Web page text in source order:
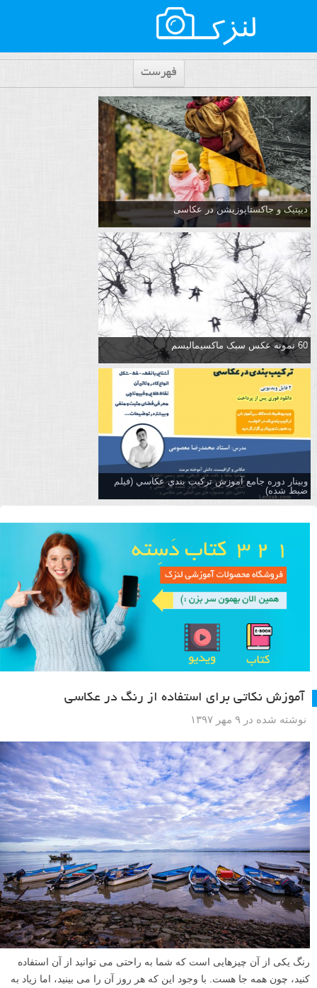
فهرست
دیپتیک و جاکستا‌پوزیشن در عکاسی
60 نمونه عکس سبک ماکسیمالیسم
وبینار دوره جامع آموزش تركيب بندي عكاسي (فیلم
ضبط شده)
آموزش نکاتی برای استفاده از رنگ در عکاسی
نوشته شده در ۹ مهر ۱۳۹۷
رنگ یکی از آن چیزهایی است که شما به راحتی می توانید از آن استفاده
کنید، چون همه جا هست. با وجود این که هر روز آن را می بینید، اما زیاد به